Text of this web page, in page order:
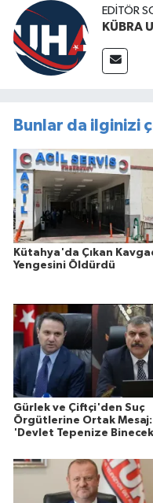
EDİTÖR
KÜBRA
Bunlar da ilginizi
Kütahya'da Çıkan
Yengesini Öldürdü
Gürlek ve Çiftçi'den Suç
Örgütlerine Ortak Mesaj:
'Devlet Tepenize